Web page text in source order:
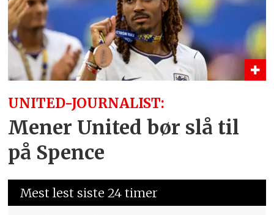
UNITED-JOURNALIST:
Mener United bør slå til
på Spence
Mest lest siste 24 timer